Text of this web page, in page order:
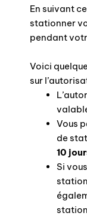
En suivant
stationner
pendant
Voici
sur
Vous
de
10
Si